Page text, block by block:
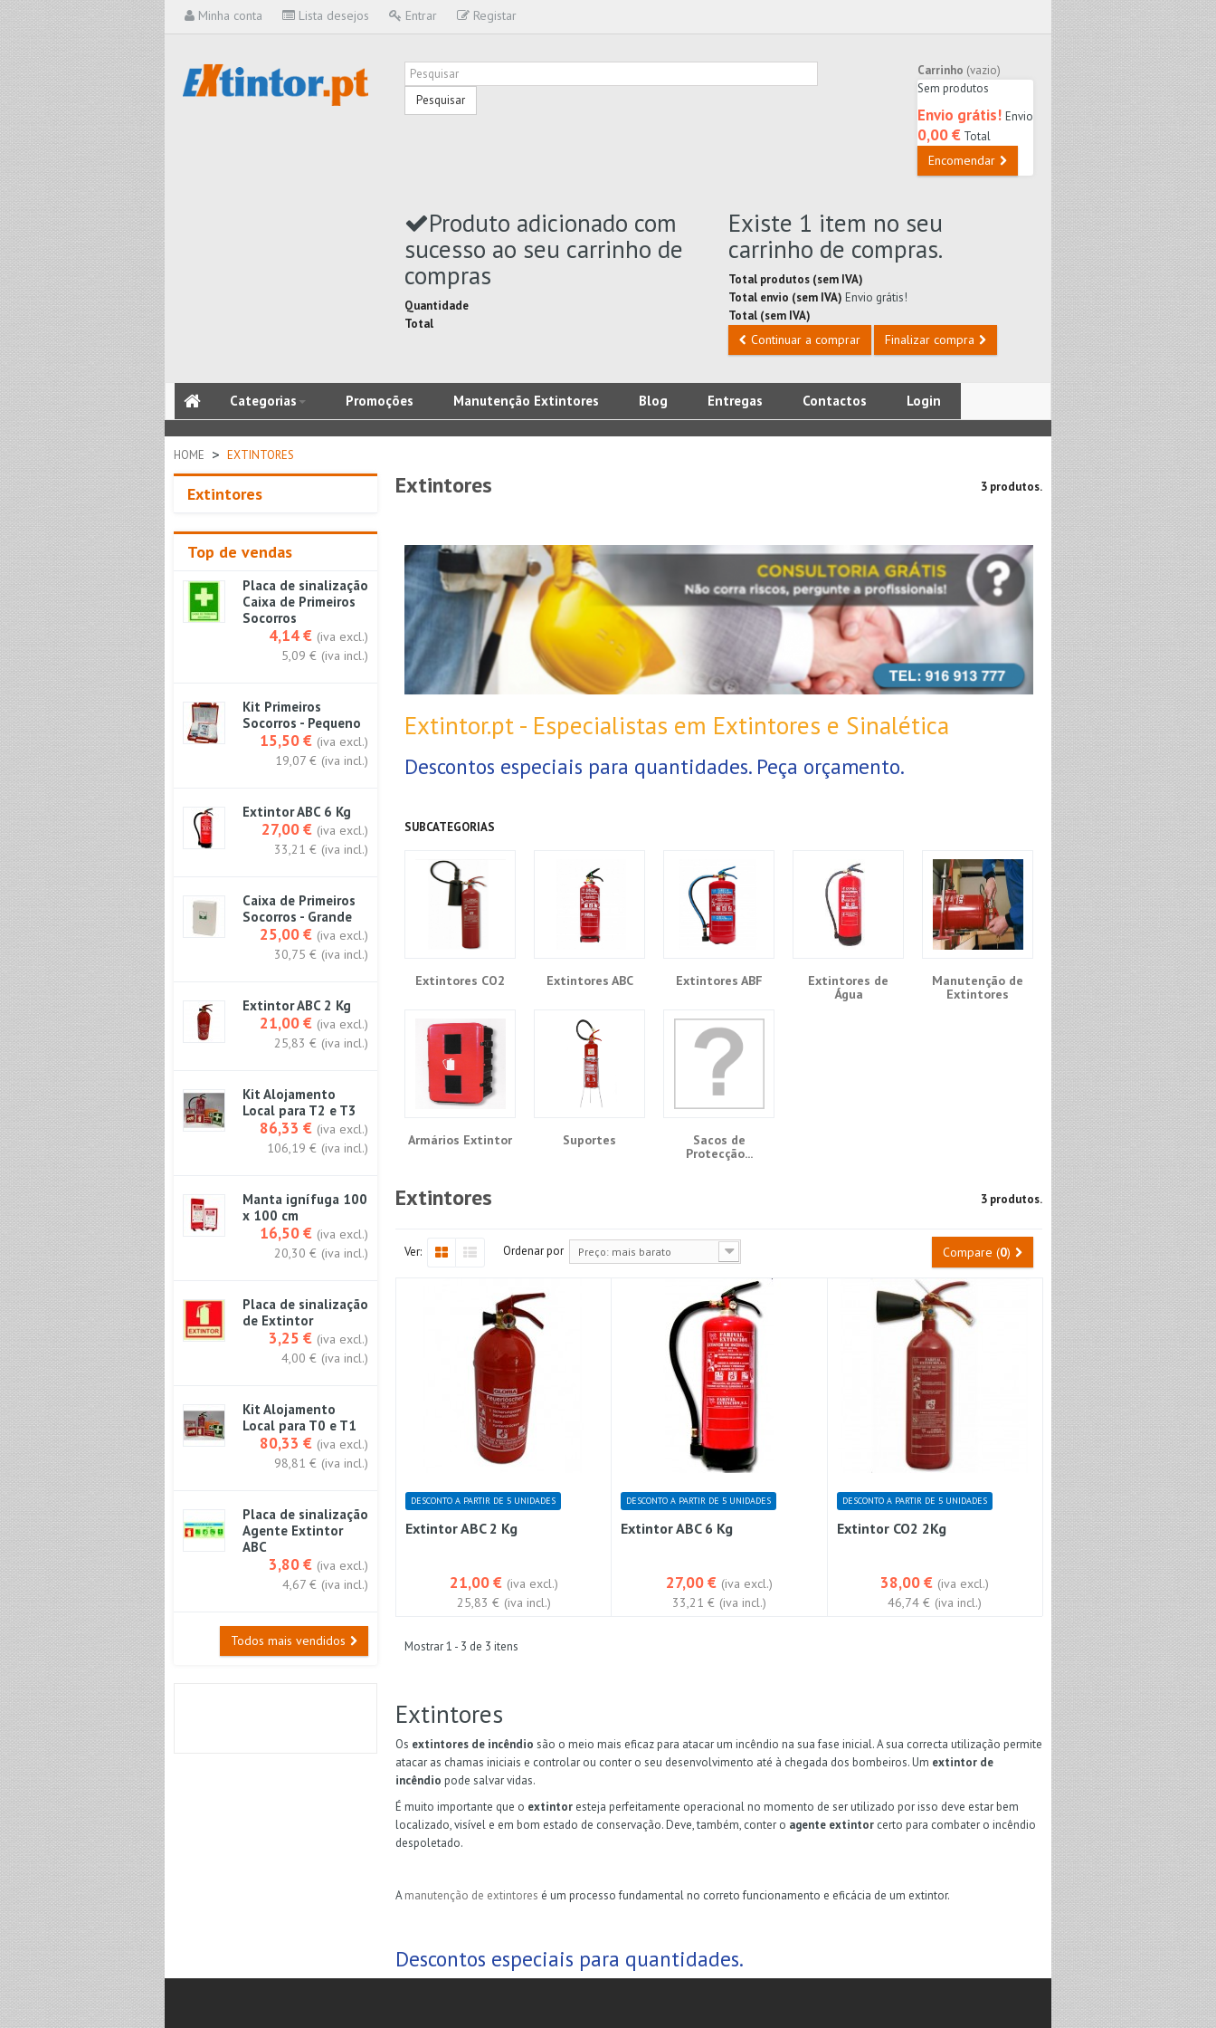
Minha conta Lista desejos Entrar Registar
Pesquisar
Carrinho (vazio)
Sem produtos
Envio grátis! Envio
0,00 € Total
Encomendar
Produto adicionado com
sucesso ao seu carrinho de
compras
Quantidade
Total
Existe 1 item no seu
carrinho de compras.
Total produtos (sem IVA)
Total envio (sem IVA) Envio grátis!
Total (sem IVA)
Continuar a comprar Finalizar compra
Categorias Promoções Manutenção Extintores Blog Entregas Contactos Login
HOME > EXTINTORES
Extintores
Top de vendas
Placa de sinalização
Caixa de Primeiros
Socorros
4,14 € (iva excl.)
5,09 € (iva incl.)
Kit Primeiros
Socorros - Pequeno
15,50 € (iva excl.)
19,07 € (iva incl.)
Extintor ABC 6 Kg
27,00 € (iva excl.)
33,21 € (iva incl.)
Caixa de Primeiros
Socorros - Grande
25,00 € (iva excl.)
30,75 € (iva incl.)
Extintor ABC 2 Kg
21,00 € (iva excl.)
25,83 € (iva incl.)
Kit Alojamento
Local para T2 e T3
86,33 € (iva excl.)
106,19 € (iva incl.)
Manta ignífuga 100
x 100 cm
16,50 € (iva excl.)
20,30 € (iva incl.)
Placa de sinalização
de Extintor
3,25 € (iva excl.)
4,00 € (iva incl.)
Kit Alojamento
Local para T0 e T1
80,33 € (iva excl.)
98,81 € (iva incl.)
Placa de sinalização
Agente Extintor
ABC
3,80 € (iva excl.)
4,67 € (iva incl.)
Todos mais vendidos
Extintores 3 produtos.
Extintor.pt - Especialistas em Extintores e Sinalética
Descontos especiais para quantidades. Peça orçamento.
SUBCATEGORIAS
Extintores CO2 Extintores ABC Extintores ABF
Extintores de
Água
Manutenção de
Extintores
Armários Extintor Suportes
Sacos de
Protecção...
Extintores 3 produtos.
Ver: Ordenar por Preço: mais barato Compare (0)
DESCONTO A PARTIR DE 5 UNIDADES
Extintor ABC 2 Kg
21,00 € (iva excl.)
25,83 € (iva incl.)
DESCONTO A PARTIR DE 5 UNIDADES
Extintor ABC 6 Kg
27,00 € (iva excl.)
33,21 € (iva incl.)
DESCONTO A PARTIR DE 5 UNIDADES
Extintor CO2 2Kg
38,00 € (iva excl.)
46,74 € (iva incl.)
Mostrar 1 - 3 de 3 itens
Extintores
Os extintores de incêndio são o meio mais eficaz para atacar um incêndio na sua fase inicial. A sua correcta utilização permite
atacar as chamas iniciais e controlar ou conter o seu desenvolvimento até à chegada dos bombeiros. Um extintor de
incêndio pode salvar vidas.
É muito importante que o extintor esteja perfeitamente operacional no momento de ser utilizado por isso deve estar bem
localizado, visível e em bom estado de conservação. Deve, também, conter o agente extintor certo para combater o incêndio
despoletado.
Amanutenção de extintores é um processo fundamental no correto funcionamento e eficácia de um extintor.
Descontos especiais para quantidades.